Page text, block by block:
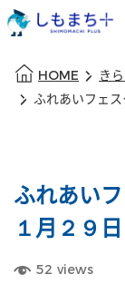
HOME き
ふれあいフェ
ふれあい
１月２９日
52 views